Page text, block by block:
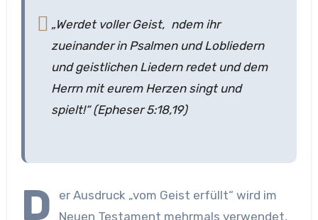
„Werdet voller Geist, ndem ihr
zueinander in Psalmen und Lobliedern
und geistlichen Liedern redet und dem
Herrn mit eurem Herzen singt und
spielt!“ (Epheser 5:18,19)
D
er Ausdruck „vom Geist erfüllt“ wird im
Neuen Testament mehrmals verwendet,